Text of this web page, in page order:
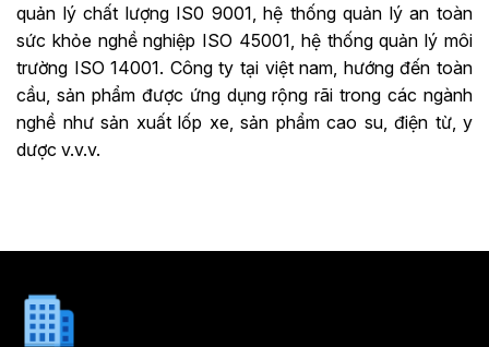
quản lý chất lượng IS0 9001, hệ thống quản lý an toàn
sức khỏe nghề nghiệp ISO 45001, hệ thống quản lý môi
trường ISO 14001. Công ty tại việt nam, hướng đến toàn
cầu, sản phẩm được ứng dụng rộng rãi trong các ngành
nghề như sản xuất lốp xe, sản phẩm cao su, điện từ, y
dược v.v.v.